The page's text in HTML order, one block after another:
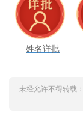
姓名详批
未经允许不得转载：